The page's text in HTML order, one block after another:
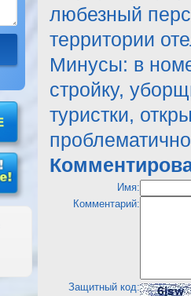
любезный
территории
Минусы: в
стройку,
туристки,
Имя:
Комментарий:
Защитный код: